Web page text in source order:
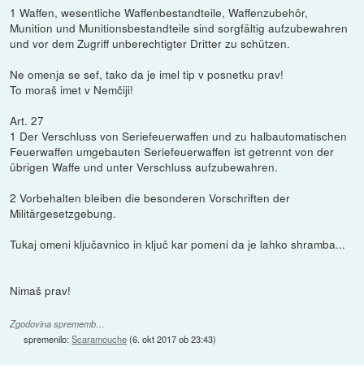
1 Waffen, wesentliche Waffenbestandteile, Waffenzubehör,
Munition und Munitionsbestandteile sind sorgfältig aufzubewahren
und vor dem Zugriff unberechtigter Dritter zu schützen.
Ne omenja se sef, tako da je imel tip v posnetku prav!
To moraš imet v Nemčiji!
Art. 27
1 Der Verschluss von Seriefeuerwaffen und zu halbautomatischen
Feuerwaffen umgebauten Seriefeuerwaffen ist getrennt von der
übrigen Waffe und unter Verschluss aufzubewahren.
2 Vorbehalten bleiben die besonderen Vorschriften der
Militärgesetzgebung.
Tukaj omeni ključavnico in ključ kar pomeni da je lahko shramba...
Nimaš prav!
Zgodovina sprememb…
spremenilo:Scaramouche(6. okt 2017 ob 23:43)